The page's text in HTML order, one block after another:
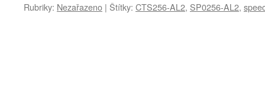
Rubriky: Nezařazeno | Štítky: CTS256-AL2, SP0256-AL2,